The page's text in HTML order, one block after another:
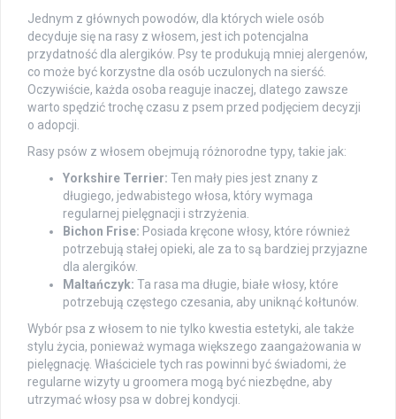
Jednym z głównych powodów, dla których wiele osób
decyduje się na rasy z włosem, jest ich potencjalna
przydatność dla alergików. Psy te produkują mniej alergenów,
co może być korzystne dla osób uczulonych na sierść.
Oczywiście, każda osoba reaguje inaczej, dlatego zawsze
warto spędzić trochę czasu z psem przed podjęciem decyzji
o adopcji.
Rasy psów z włosem obejmują różnorodne typy, takie jak:
Yorkshire Terrier: Ten mały pies jest znany z
długiego, jedwabistego włosa, który wymaga
regularnej pielęgnacji i strzyżenia.
Bichon Frise: Posiada kręcone włosy, które również
potrzebują stałej opieki, ale za to są bardziej przyjazne
dla alergików.
Maltańczyk: Ta rasa ma długie, białe włosy, które
potrzebują częstego czesania, aby uniknąć kołtunów.
Wybór psa z włosem to nie tylko kwestia estetyki, ale także
stylu życia, ponieważ wymaga większego zaangażowania w
pielęgnację. Właściciele tych ras powinni być świadomi, że
regularne wizyty u groomera mogą być niezbędne, aby
utrzymać włosy psa w dobrej kondycji.